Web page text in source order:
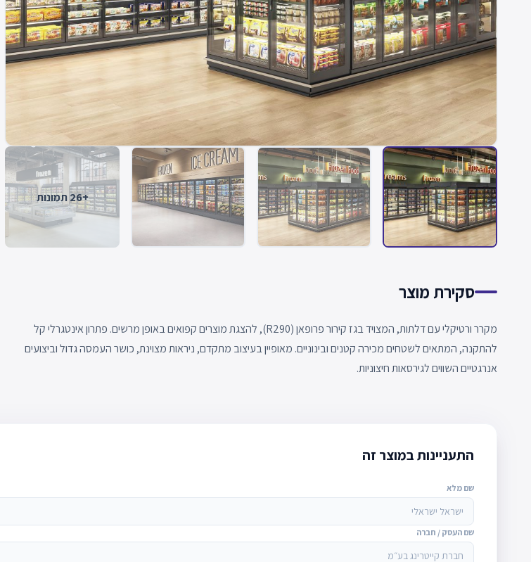
+26 תמונות
סקירת מוצר
מקרר ורטיקלי עם דלתות, המצויד בגז קירור פרופאן (R290), להצגת מוצרים קפואים באופן מרשים. פתרון אינטגרלי קל
להתקנה, המתאים לשטחים מכירה קטנים ובינוניים. מאופיין בעיצוב מתקדם, ניראות מצוינת, כושר העמסה גדול וביצועים
אנרגטיים השווים לגירסאות חיצוניות.
התעניינות במוצר זה
שם מלא
שם העסק / חברה